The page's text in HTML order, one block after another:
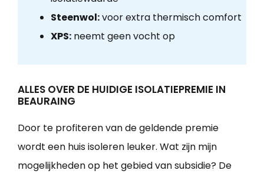
Steenwol:voor extra thermisch comfort
XPS:neemt geen vocht op
ALLES OVER DE HUIDIGE ISOLATIEPREMIE IN
BEAURAING
Door te profiteren van de geldende premie
wordt een huis isoleren leuker. Wat zijn mijn
mogelijkheden op het gebied van subsidie? De